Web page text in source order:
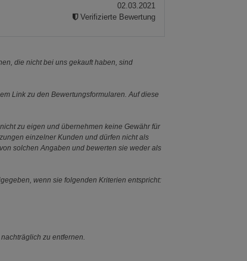
02.03.2021
Verifizierte Bewertung
die nicht bei uns gekauft haben, sind
Link zu den Bewertungsformularen. Auf diese
zu eigen und übernehmen keine Gewähr für
einzelner Kunden und dürfen nicht als
solchen Angaben und bewerten sie weder als
wenn sie folgenden Kriterien entspricht:
zu entfernen.